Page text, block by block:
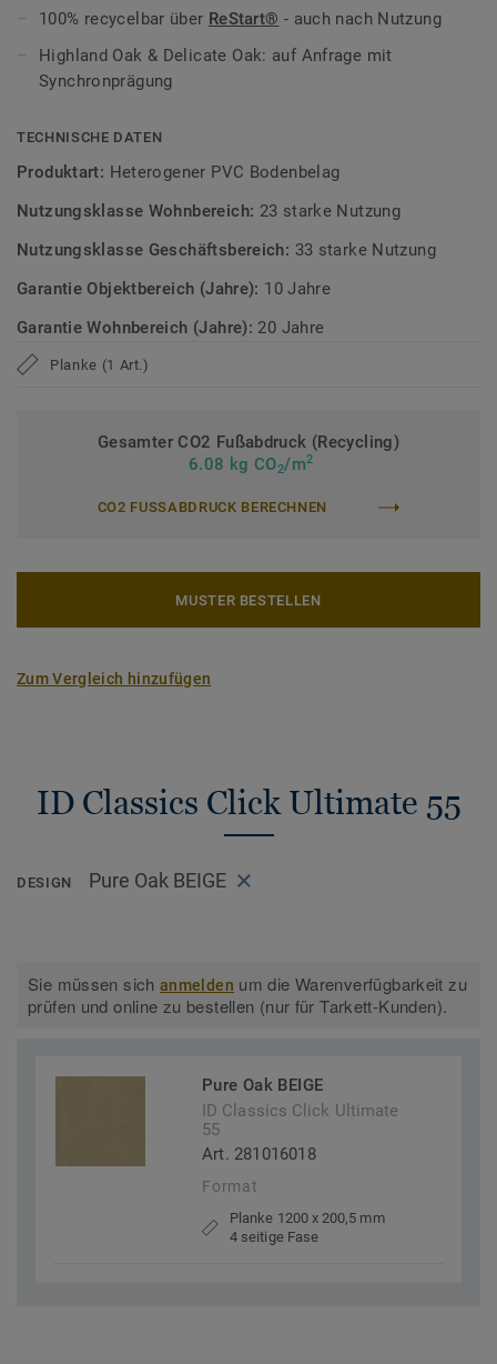
Zirkulär gedacht
Hergestellt in Europa mit 20 % Recyclinganteil.
Phthalatfrei und mit sehr niedrigen VOC-Emissionen,
>> Erfahren Sie mehr über Tarkett Designböden.
100% recycelbar über ReStart® - auch nach Nutzung
Highland Oak & Delicate Oak: auf Anfrage mit
Synchronprägung
TECHNISCHE DATEN
Produktart: Heterogener PVC Bodenbelag
Nutzungsklasse Wohnbereich: 23 starke Nutzung
Nutzungsklasse Geschäftsbereich: 33 starke Nutzung
Garantie Objektbereich (Jahre): 10 Jahre
Garantie Wohnbereich (Jahre): 20 Jahre
Planke (1 Art.)
Gesamter CO2 Fußabdruck (Recycling)
6.08 kg CO2/m2
CO2 FUSSABDRUCK BERECHNEN
MUSTER BESTELLEN
Zum Vergleich hinzufügen
ID Classics Click Ultimate 55
DESIGN Pure Oak BEIGE
Sie müssen sichanmelden um die Warenverfügbarkeit zu
prüfen und online zu bestellen (nur für Tarkett-Kunden).
Pure Oak BEIGE
ID Classics Click Ultimate
55
Art. 281016018
Format
Planke 1200 x 200,5 mm
4 seitige Fase